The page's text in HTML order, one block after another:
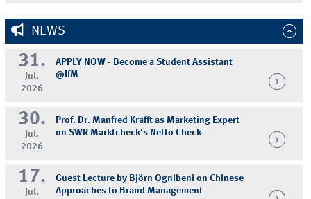
NEWS
31.
Jul.
2026
APPLY NOW - Become a Student Assistant
@IfM
30.
Jul.
2026
Prof. Dr. Manfred Krafft as Marketing Expert
on SWR Marktcheck's Netto Check
17.
Jul.
Guest Lecture by Björn Ognibeni on Chinese
Approaches to Brand Management